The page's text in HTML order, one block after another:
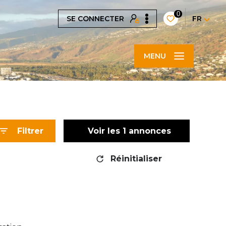
SE CONNECTER
0
FR
MENU
Filtrer Voir les 1 annonces
Réinitialiser